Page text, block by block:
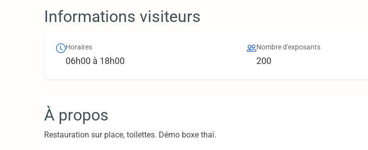
Informations visiteurs
Horaires
06h00 à 18h00
Nombre d'exposants
200
À propos
Restauration sur place, toilettes. Démo boxe thaï.